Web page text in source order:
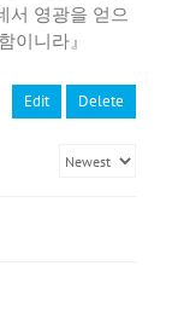
서 영광을 얻으
이니라』
Edit Delete